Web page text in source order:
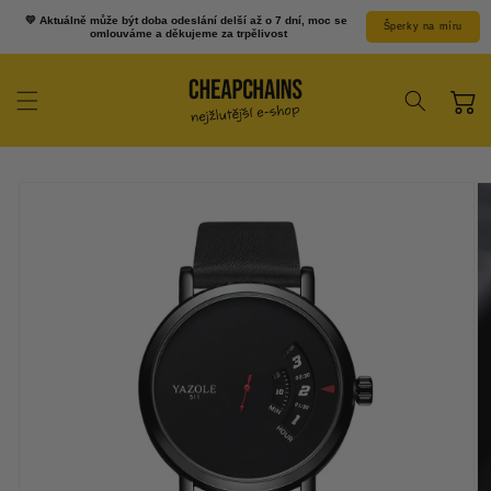
💛 Aktuálně může být doba odeslání delší až o 7 dní, moc se
omlouváme a děkujeme za trpělivost
Šperky na míru
Přejít k
Košík